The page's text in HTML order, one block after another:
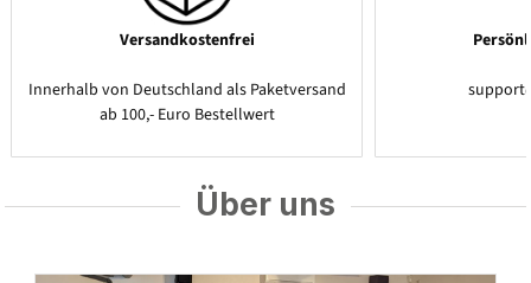
Versandkostenfrei
Innerhalb von Deutschland als Paketversand
ab 100,- Euro Bestellwert
Über uns